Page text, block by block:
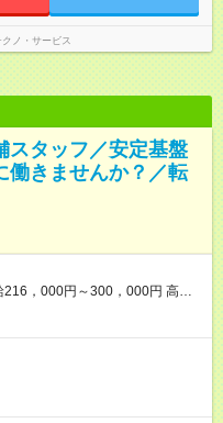
ノ・サービス
タッフ／安定基盤
働きませんか？／転
，000円～300，000円 高卒
（石川県、
県、茨城県 月1万円）を会社規
支給を含む（実務経験がない方
間勤務・早番固定社員は当社
実力次第で収入アップ！ 職務内